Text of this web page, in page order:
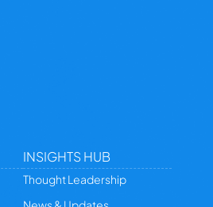
INSIGHTS HUB
Thought Leadership